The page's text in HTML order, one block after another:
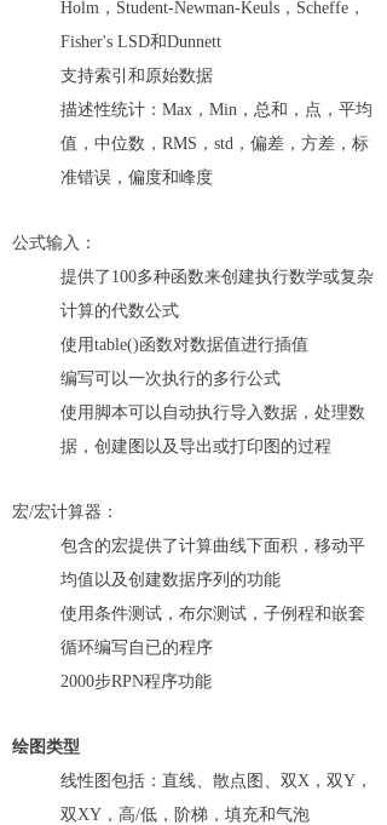
Holm，Student-Newman-Keuls，Scheffe，
Fisher's LSD和Dunnett
支持索引和原始数据
描述性统计：Max，Min，总和，点，平均
值，中位数，RMS，std，偏差，方差，标
准错误，偏度和峰度
公式输入：
提供了100多种函数来创建执行数学或复杂
计算的代数公式
使用table()函数对数据值进行插值
编写可以一次执行的多行公式
使用脚本可以自动执行导入数据，处理数
据，创建图以及导出或打印图的过程
宏/宏计算器：
包含的宏提供了计算曲线下面积，移动平
均值以及创建数据序列的功能
使用条件测试，布尔测试，子例程和嵌套
循环编写自已的程序
2000步RPN程序功能
绘图类型
线性图包括：直线、散点图、双X，双Y，
双XY，高/低，阶梯，填充和气泡